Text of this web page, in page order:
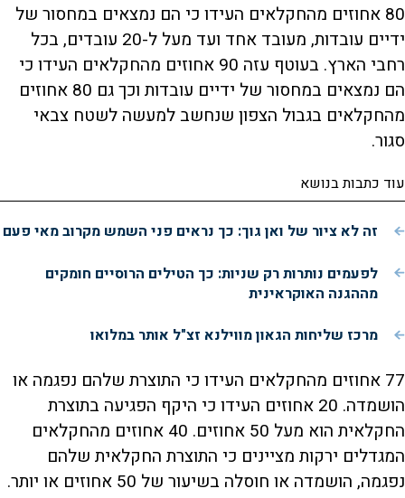
80 אחוזים מהחקלאים העידו כי הם נמצאים במחסור של
ידיים עובדות, מעובד אחד ועד מעל ל-20 עובדים, בכל
רחבי הארץ. בעוטף עזה 90 אחוזים מהחקלאים העידו כי
הם נמצאים במחסור של ידיים עובדות וכך גם 80 אחוזים
מהחקלאים בגבול הצפון שנחשב למעשה לשטח צבאי
סגור.
עוד כתבות בנושא
זה לא ציור של ואן גוך: כך נראים פני השמש מקרוב מאי פעם
לפעמים נותרות רק שניות: כך הטילים הרוסיים חומקים
מההגנה האוקראינית
מרכז שליחות הגאון מווילנא זצ"ל אותר במלואו
77 אחוזים מהחקלאים העידו כי התוצרת שלהם נפגמה או
הושמדה. 20 אחוזים העידו כי היקף הפגיעה בתוצרת
החקלאית הוא מעל 50 אחוזים. 40 אחוזים מהחקלאים
המגדלים ירקות מציינים כי התוצרת החקלאית שלהם
נפגמה, הושמדה או חוסלה בשיעור של 50 אחוזים או יותר.